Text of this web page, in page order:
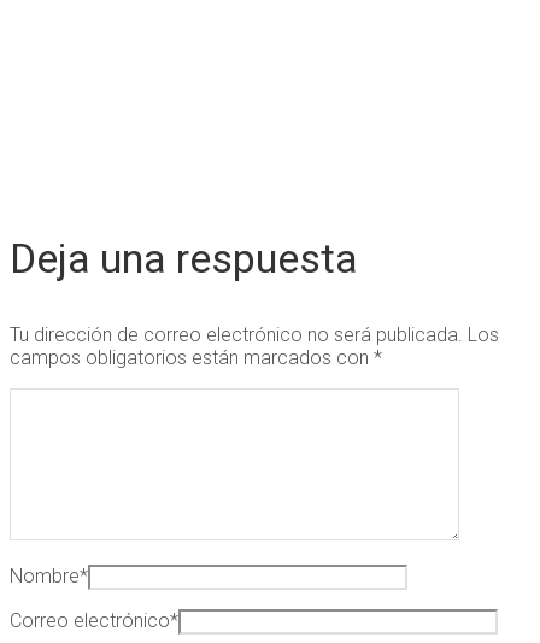
Deja una respuesta
Tu dirección de correo electrónico no será publicada. Los
campos obligatorios están marcados con *
Nombre*
Correo electrónico*